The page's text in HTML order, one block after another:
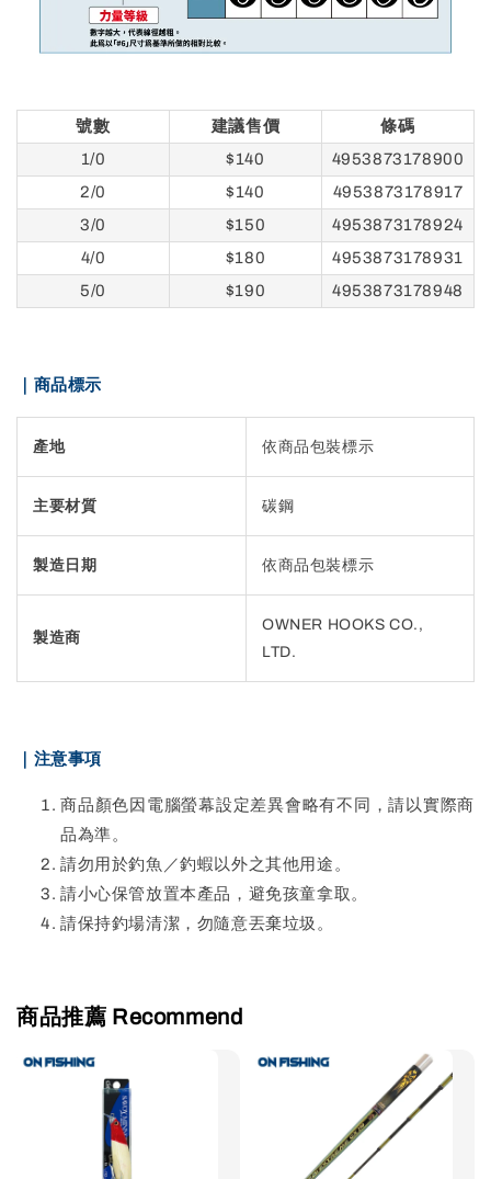
號數 建議售價
條碼
1/0
$140
4953873178900
2/0
$140
4953873178917
3/0
$150
4953873178924
4/0
$180
4953873178931
5/0
$190 4953873178948
｜商品標示
產地 依商品包裝標示
主要材質 碳鋼
製造日期 依商品包裝標示
製造商
OWNER HOOKS CO.,
LTD.
｜注意事項
商品顏色因電腦螢幕設定差異會略有不同，請以實際商
品為準。
請勿用於釣魚／釣蝦以外之其他用途。
請小心保管放置本產品，避免孩童拿取。
請保持釣場清潔，勿隨意丟棄垃圾。
商品推薦 Recommend